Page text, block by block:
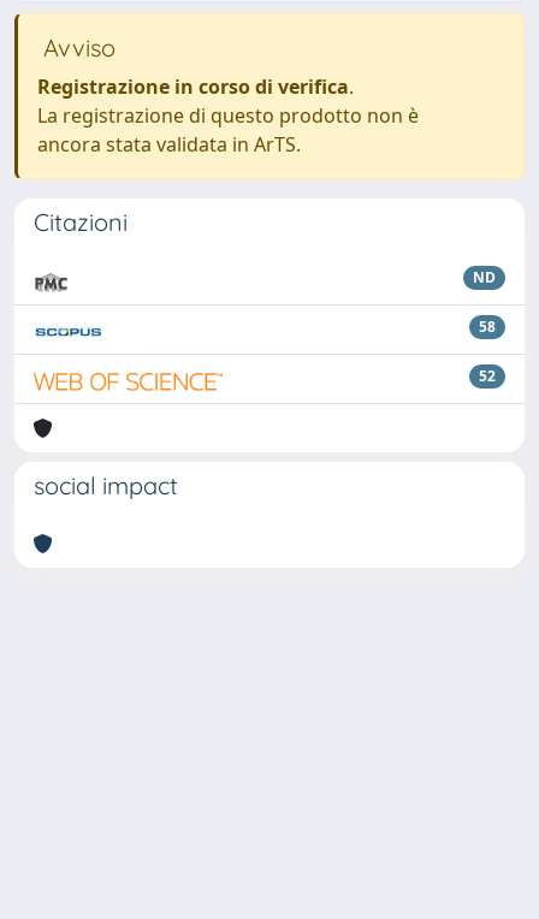
Avviso
Registrazione in corso di verifica.
La registrazione di questo prodotto non è
ancora stata validata in ArTS.
Citazioni
ND
58
52
social impact